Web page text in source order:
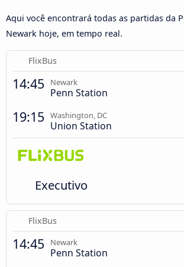
Aqui você encontrará todas as partidas da
Newark hoje, em tempo real.
FlixBus
14:45 Newark
Penn Station
19:15 Washington, DC
Union Station
Executivo
FlixBus
14:45 Newark
Penn Station